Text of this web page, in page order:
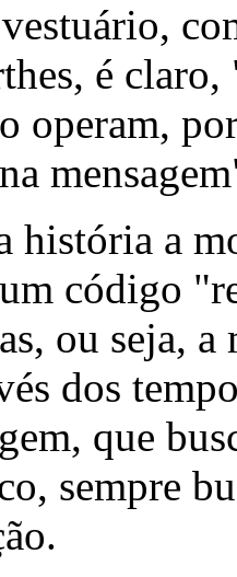
é
operam,
história a
código
ou seja, a
dos
que
sempre